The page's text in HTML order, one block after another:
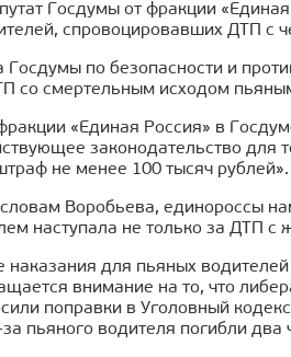
Госдумы от фракции
спровоцировавших ДТП с
Госдумы по безопасности и
со смертельным исходом
«Единая Россия» в
законодательство для
не менее 100 тысяч рублей».
Воробьева, единороссы
наступала не только за ДТП с
наказания для пьяных
внимание на то, что
поправки в Уголовный
за пьяного водителя погибли два